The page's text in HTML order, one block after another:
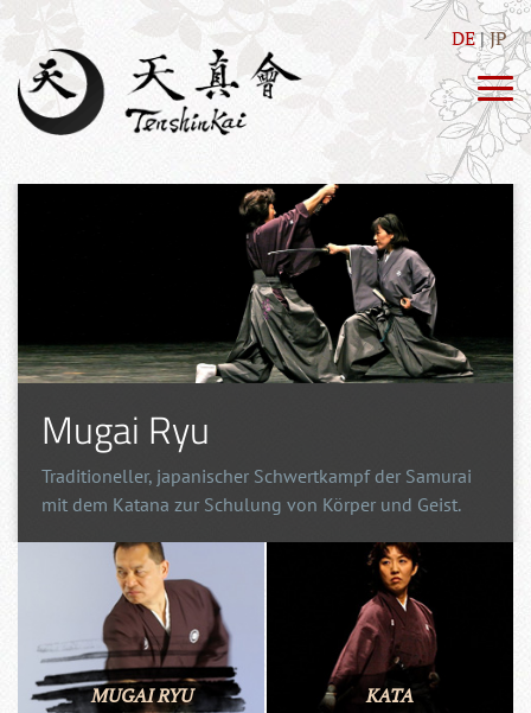
DE JP
Mugai Ryu
Traditioneller, japanischer Schwertkampf der Samurai
mit dem Katana zur Schulung von Körper und Geist.
MUGAI RYU KATA